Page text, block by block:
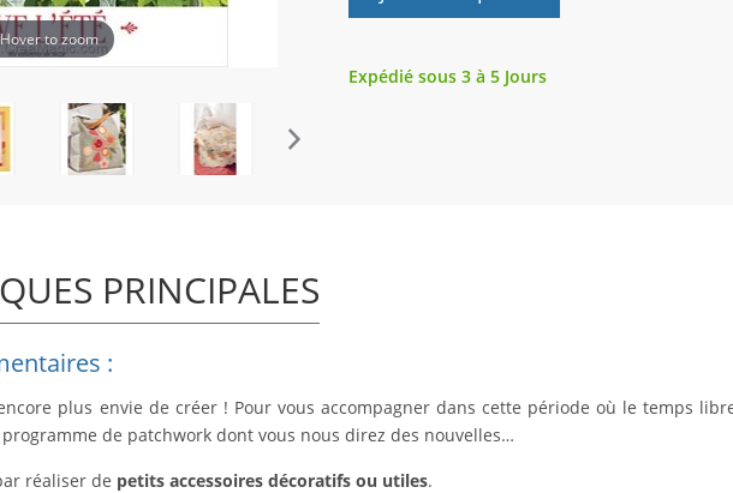
Hover to zoom
Expédié sous 3 à 5 Jours
PRINCIPALES
:
plus envie de créer ! Pour vous accompagner dans cette période où le temps
de patchwork dont vous nous direz des nouvelles…
réaliser de petits accessoires décoratifs ou utiles.